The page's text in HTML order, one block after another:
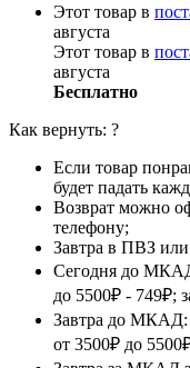
Этот товар в
августа
Этот товар в
августа
Бесплатно
Как вернуть: ?
Если товар
будет падать
Возврат можно
телефону;
Завтра в ПВЗ
Сегодня до
до 5500₽ - 749₽;
Завтра до МКАД:
от 3500₽ до